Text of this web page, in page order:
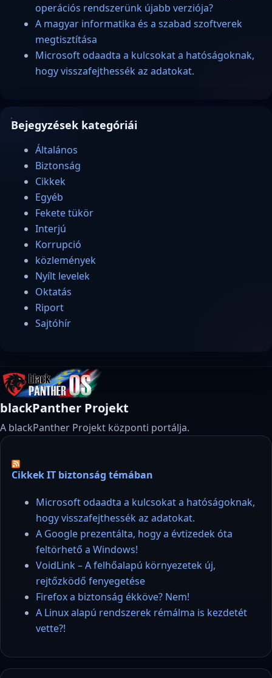
operációs rendszerünk újabb verziója?
A magyar informatika és a szabad szoftverek
megtisztítása
Microsoft odaadta a kulcsokat a hatóságoknak,
hogy visszafejthessék az adatokat.
Bejegyzések kategóriái
Általános
Biztonság
Cikkek
Egyéb
Fekete tükör
Interjú
Korrupció
közlemények
Nyílt levelek
Oktatás
Riport
Sajtóhír
blackPanther Projekt
A blackPanther Projekt központi portálja.
Cikkek IT biztonság témában
Microsoft odaadta a kulcsokat a hatóságoknak,
hogy visszafejthessék az adatokat.
A Google prezentálta, hogy a évtizedek óta
feltörhető a Windows!
VoidLink – A felhőalapú környezetek új,
rejtőzködő fenyegetése
Firefox a biztonság ékköve? Nem!
A Linux alapú rendszerek rémálma is kezdetét
vette?!